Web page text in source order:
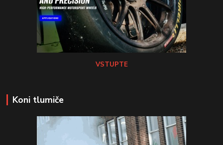
VSTUPTE
Koni tlumiče